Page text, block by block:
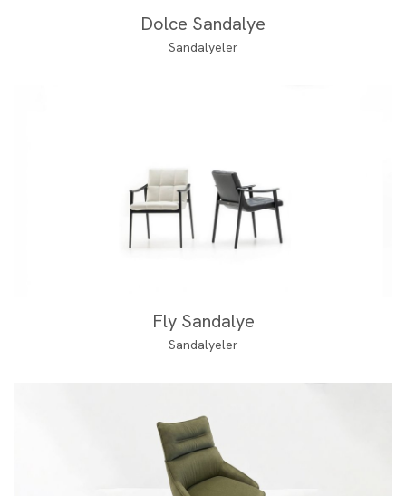
Dolce Sandalye
Sandalyeler
Fly Sandalye
Sandalyeler